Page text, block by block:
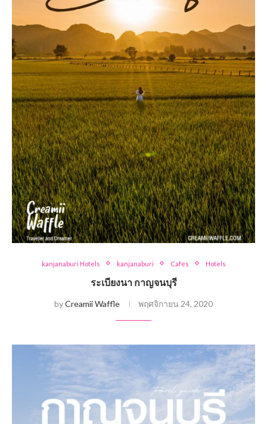
kanjanaburi Hotels kanjanaburi Cafes Hotels
ระเบียงนา กาญจนบุรี
byCreamii Waffle พฤศจิกายน 24, 2020